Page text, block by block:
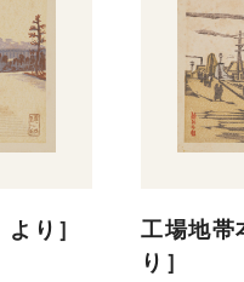
り］
工場地帯
り］